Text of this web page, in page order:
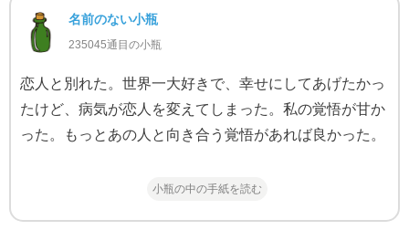
名前のない小瓶
235045通目の小瓶
恋人と別れた。世界一大好きで、幸せにしてあげたかっ
たけど、病気が恋人を変えてしまった。私の覚悟が甘か
った。もっとあの人と向き合う覚悟があれば良かった。
小瓶の中の手紙を読む